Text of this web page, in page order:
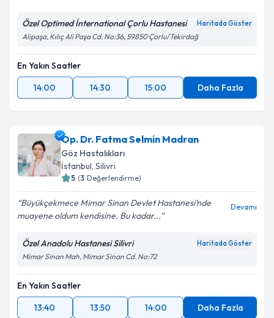
Kişisel verilerimin işlenmesine ilişkinAydınlatma
Metni
kapsamda işlenmesini kabul ediyorum.
Özel Optimed İnternational Çorlu Hastanesi Haritada Göster
Alipaşa, Kılıç Ali Paşa Cd. No:36, 59850 Çorlu/Tekirdağ
En Yakın Saatler
14:00
14:30 15:00 Daha Fazla
Op. Dr. Fatma Selmin Madran
Göz Hastalıkları
İstanbul, Silivri
5 (3 Değerlendirme)
Büyükçekmece Mimar Sinan Devlet Hastanesi’nde
muayene oldum kendisine. Bu kadar...
Devamı
Özel Anadolu Hastanesi Silivri Haritada Göster
Mimar Sinan Mah, Mimar Sinan Cd. No:72
En Yakın Saatler
13:40
13:50 14:00 Daha Fazla